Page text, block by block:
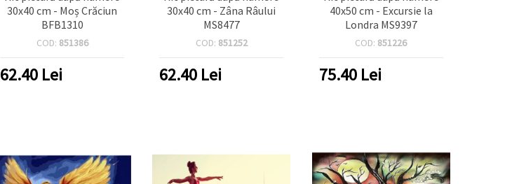
30x40 cm - Moș Crăciun
BFB1310
COD: 851386
62.40 Lei
30x40 cm - Zâna Râului
MS8477
COD: 851252
62.40 Lei
40x50 cm - Excursie la
Londra MS9397
COD: 851226
75.40Lei